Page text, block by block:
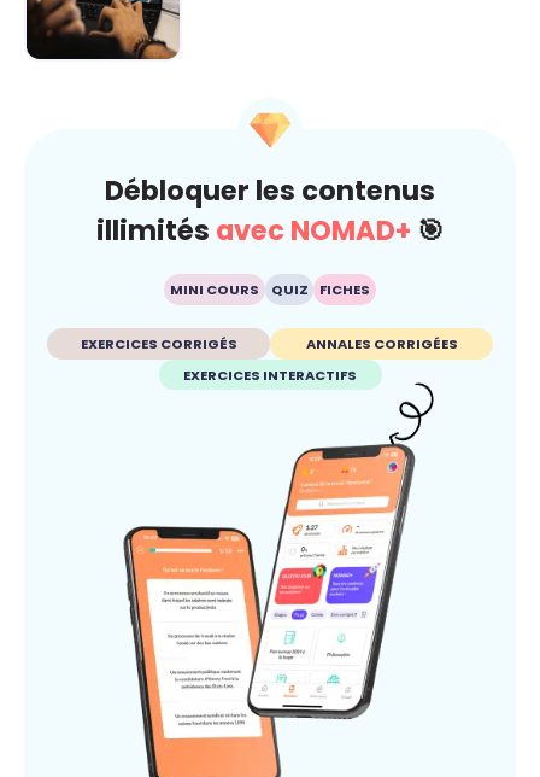
Débloquer les contenus
illimités avec NOMAD+ 🎯
MINI COURS QUIZ FICHES
EXERCICES CORRIGÉS
ANNALES CORRIGÉES
EXERCICES INTERACTIFS